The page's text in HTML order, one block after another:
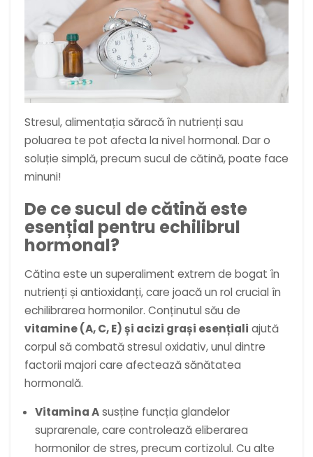
Stresul, alimentația săracă în nutrienți sau
poluarea te pot afecta la nivel hormonal. Dar o
soluție simplă, precum sucul de cătină, poate face
minuni!
De ce sucul de cătină este
esențial pentru echilibrul
hormonal?
Cătina este un superaliment extrem de bogat în
nutrienți și antioxidanți, care joacă un rol crucial în
echilibrarea hormonilor. Conținutul său de
vitamine (A, C, E) și acizi grași esențiali ajută
corpul să combată stresul oxidativ, unul dintre
factorii majori care afectează sănătatea
hormonală.
Vitamina Asusține funcția glandelor
suprarenale, care controlează eliberarea
hormonilor de stres, precum cortizolul. Cu alte